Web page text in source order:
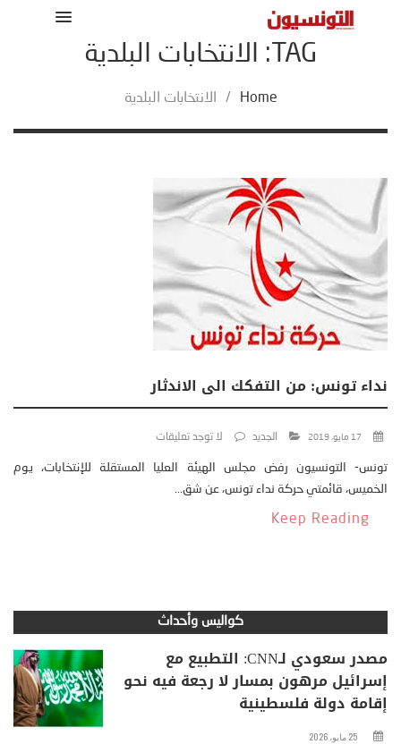
TAG: الانتخابات البلدية
Home
/ الانتخابات البلدية
نداء تونس: من التفكك الى الاندثار
17 مايو، 2019 الجديد لا توجد تعليقات
تونس- التونسيون رفض مجلس الهيئة العليا المستقلة للإنتخابات، يوم
الخميس، قائمتي حركة نداء تونس، عن شق...
Keep Reading
كواليس وأحداث
مصدر سعودي لـCNN: التطبيع مع
إسرائيل مرهون بمسار لا رجعة فيه نحو
إقامة دولة فلسطينية
25 مايو، 2026